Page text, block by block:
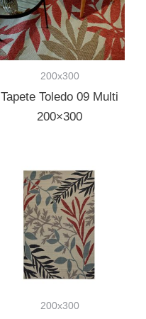
200x300
Tapete Toledo 09 Multi
200×300
200x300